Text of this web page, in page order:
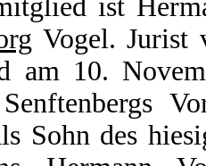
ist
Vogel. Jurist
am 10.
Sohn des